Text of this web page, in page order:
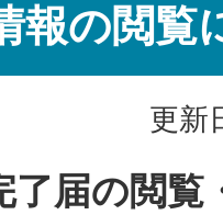
報の閲覧
更新
了届の閲覧